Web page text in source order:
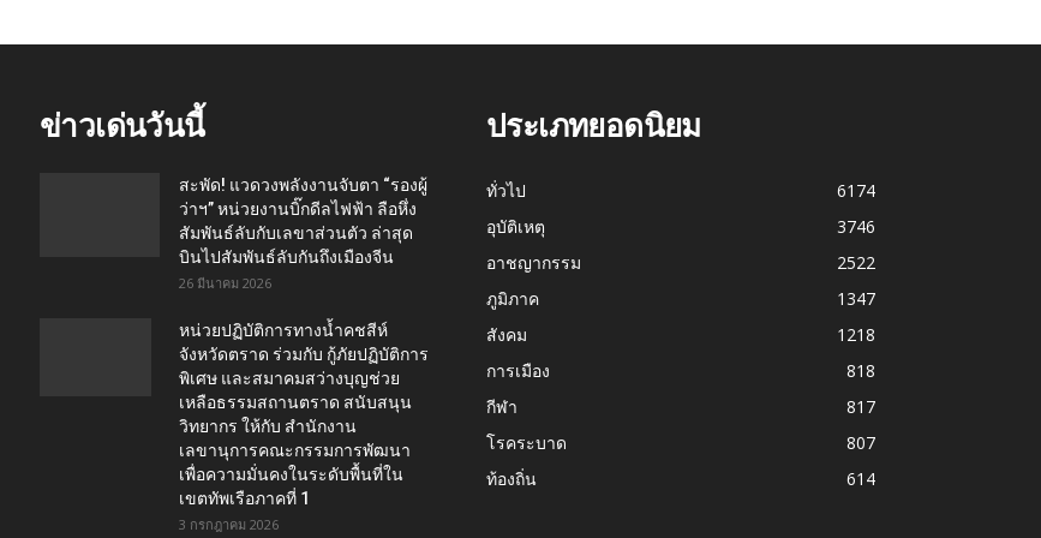
ข่าวเด่นวันนี้
สะพัด! แวดวงพลังงานจับตา “รองผู้
ว่าฯ” หน่วยงานบิ๊กดีลไฟฟ้า ลือหึ่ง
สัมพันธ์ลับกับเลขาส่วนตัว ล่าสุด
บินไปสัมพันธ์ลับกันถึงเมืองจีน
26 มีนาคม 2026
หน่วยปฏิบัติการทางน้ำคชสีห์
จังหวัดตราด ร่วมกับ กู้ภัยปฏิบัติการ
พิเศษ และสมาคมสว่างบุญช่วย
เหลือธรรมสถานตราด สนับสนุน
วิทยากร ให้กับ สำนักงาน
เลขานุการคณะกรรมการพัฒนา
เพื่อความมั่นคงในระดับพื้นที่ใน
เขตทัพเรือภาคที่ 1
3 กรกฎาคม 2026
ประเภทยอดนิยม
ทั่วไป
6174
อุบัติเหตุ
3746
อาชญากรรม
2522
ภูมิภาค
1347
สังคม
1218
การเมือง
818
กีฬา
817
โรคระบาด
807
ท้องถิ่น
614